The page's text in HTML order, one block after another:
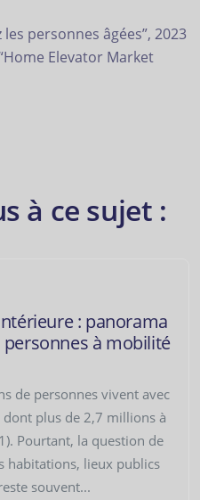
les personnes âgées”, 2023
Elevator Market
à ce sujet :
: panorama
à mobilité
de personnes vivent avec
plus de 2,7 millions à
Pourtant, la question de
habitations, lieux publics
souvent...